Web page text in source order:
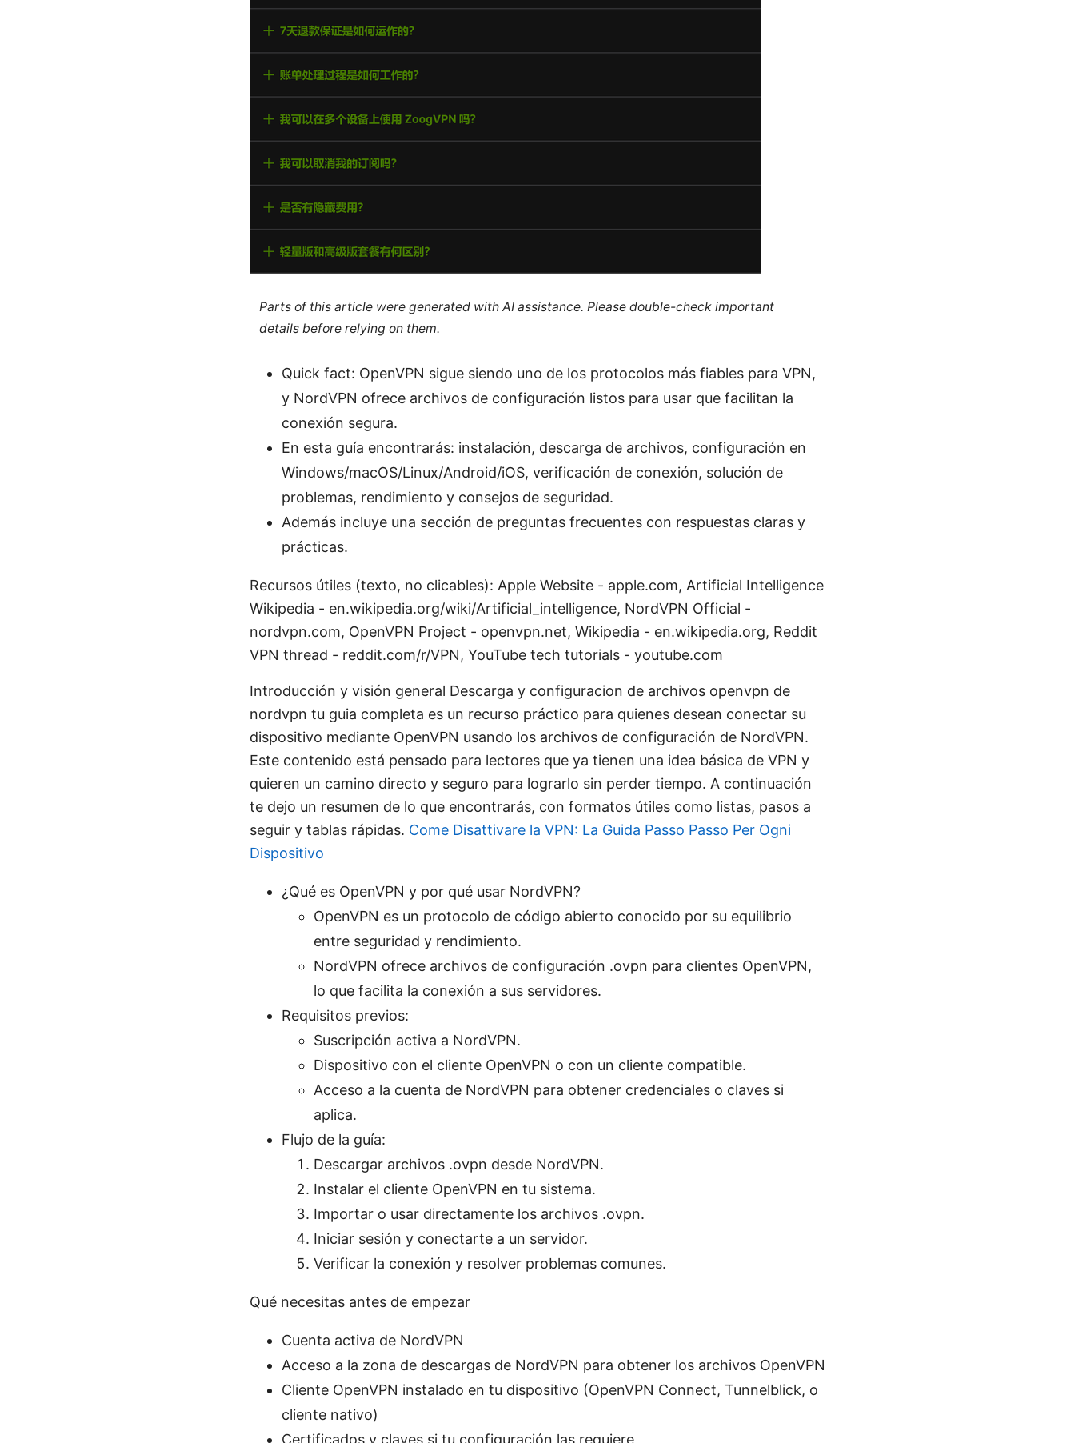
Parts of this article were generated with AI assistance. Please double-check important
details before relying on them.
Quick fact: OpenVPN sigue siendo uno de los protocolos más fiables para VPN,
y NordVPN ofrece archivos de configuración listos para usar que facilitan la
conexión segura.
En esta guía encontrarás: instalación, descarga de archivos, configuración en
Windows/macOS/Linux/Android/iOS, verificación de conexión, solución de
problemas, rendimiento y consejos de seguridad.
Además incluye una sección de preguntas frecuentes con respuestas claras y
prácticas.
Recursos útiles (texto, no clicables): Apple Website - apple.com, Artificial Intelligence
Wikipedia - en.wikipedia.org/wiki/Artificial_intelligence, NordVPN Official -
nordvpn.com, OpenVPN Project - openvpn.net, Wikipedia - en.wikipedia.org, Reddit
VPN thread - reddit.com/r/VPN, YouTube tech tutorials - youtube.com
Introducción y visión general Descarga y configuracion de archivos openvpn de
nordvpn tu guia completa es un recurso práctico para quienes desean conectar su
dispositivo mediante OpenVPN usando los archivos de configuración de NordVPN.
Este contenido está pensado para lectores que ya tienen una idea básica de VPN y
quieren un camino directo y seguro para lograrlo sin perder tiempo. A continuación
te dejo un resumen de lo que encontrarás, con formatos útiles como listas, pasos a
seguir y tablas rápidas. Come Disattivare la VPN: La Guida Passo Passo Per Ogni
Dispositivo
¿Qué es OpenVPN y por qué usar NordVPN?
OpenVPN es un protocolo de código abierto conocido por su equilibrio
entre seguridad y rendimiento.
NordVPN ofrece archivos de configuración .ovpn para clientes OpenVPN,
lo que facilita la conexión a sus servidores.
Requisitos previos:
Suscripción activa a NordVPN.
Dispositivo con el cliente OpenVPN o con un cliente compatible.
Acceso a la cuenta de NordVPN para obtener credenciales o claves si
aplica.
Flujo de la guía:
Descargar archivos .ovpn desde NordVPN.
Instalar el cliente OpenVPN en tu sistema.
Importar o usar directamente los archivos .ovpn.
Iniciar sesión y conectarte a un servidor.
Verificar la conexión y resolver problemas comunes.
Qué necesitas antes de empezar
Cuenta activa de NordVPN
Acceso a la zona de descargas de NordVPN para obtener los archivos OpenVPN
Cliente OpenVPN instalado en tu dispositivo (OpenVPN Connect, Tunnelblick, o
cliente nativo)
Certificados y claves si tu configuración las requiere